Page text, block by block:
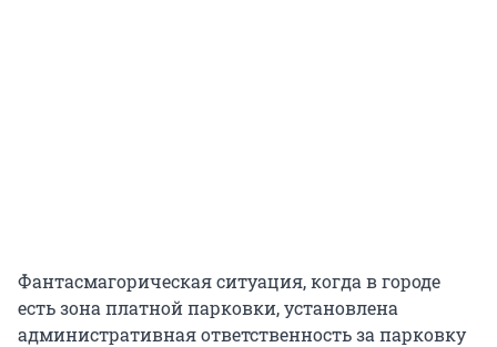
Фантасмагорическая ситуация, когда в городе
есть зона платной парковки, установлена
административная ответственность за парковку